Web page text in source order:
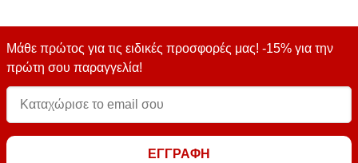
Μάθε πρώτος για τις ειδικές προσφορές μας! -15% για την
πρώτη σου παραγγελία!
ΕΓΓΡΑΦΗ